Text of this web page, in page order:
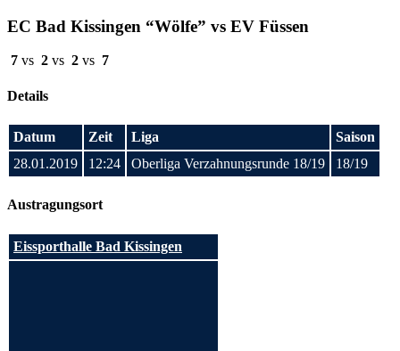
EC Bad Kissingen “Wölfe” vs EV Füssen
7 vs 2 vs 2 vs 7
Details
Datum Zeit Liga
Saison
28.01.2019
12:24 Oberliga Verzahnungsrunde 18/19 18/19
Austragungsort
Eissporthalle Bad Kissingen